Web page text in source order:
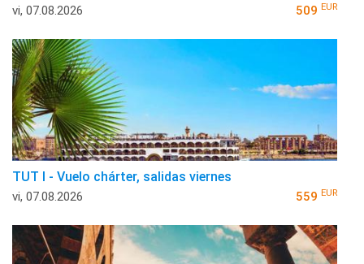
vi, 07.08.2026 509 EUR
TUT I - Vuelo chárter, salidas viernes
vi, 07.08.2026 559 EUR